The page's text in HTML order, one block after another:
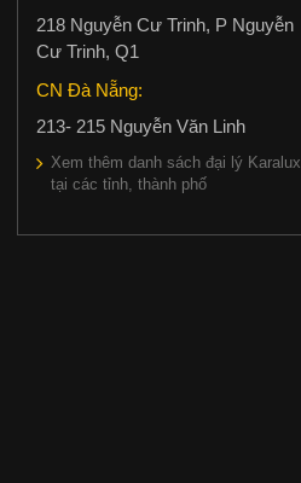
218 Nguyễn Cư Trinh, P Nguyễn
Cư Trinh, Q1
CN Đà Nẵng:
213- 215 Nguyễn Văn Linh
Xem thêm danh sách đại lý Karalux
tại các tỉnh, thành phố